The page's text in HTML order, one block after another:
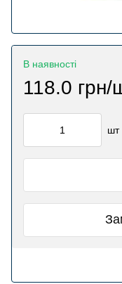
В наявності
118.0 грн/
шт